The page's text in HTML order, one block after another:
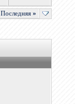
Последняя»